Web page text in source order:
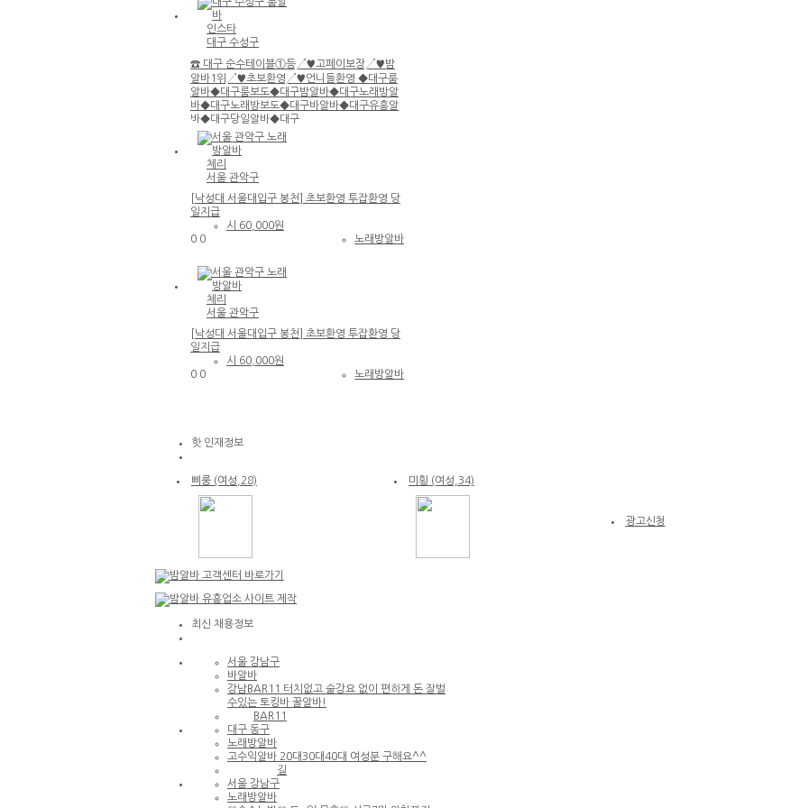
[낙성대 서울대입구 봉천] 초보환영 투잡
환영 당일지급
인스타
대구 수성구
☎ 대구 순수테이블①등↗♥고페이보장↗♥밤
알바1위↗♥초보환영↗♥언니들환영 ◆대구룸
알바◆대구룸보도◆대구밤알바◆대구노래방알
바◆대구노래방보도◆대구바알바◆대구유흥알
바◆대구당일알바◆대구
협의 금액협의
0
대구 수성구 룸알바
☎ 대구 순수테이블①등↗♥고페이보장
↗♥밤알바1위↗♥초보환영↗♥언니들
환영 ◆대구룸알바◆대구룸보도◆대구
밤알바◆대구노래방알바◆대구노래방보
일알바◆대구
체리
서울 관악구
[낙성대 서울대입구 봉천] 초보환영 투잡환영 당
일지급
시
60,000원
노래방알바
0 0
서울 관악구 노래방알바
[낙성대 서울대입구 봉천] 초보환영 투잡
환영 당일지급
체리
서울 관악구
[낙성대 서울대입구 봉천] 초보환영 투잡환영 당
일지급
시
60,000원
노래방알바
0 0
환영 당일지급
핫 인재정보
삐룽 (여성,28)
노래방알바
인천 부평구
안녕하세요!
미힁 (여성,34)
광고신청
최신 채용정보
서울 강남구
바알바
강남BAR11 터치없고 술강요 없이 편하게 돈 잘벌
수있는 토킹바 꿀알바!
BAR11
대구 동구
노래방알바
고수익알바 20대30대40대 여성분 구해요^^
길
서울 강남구
노래방알바